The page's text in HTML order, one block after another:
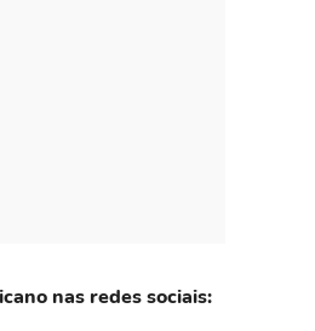
nas redes sociais: